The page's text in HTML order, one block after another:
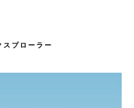
スプローラー